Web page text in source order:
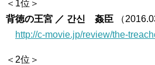
＜1位＞
背徳の王宮 ／ 간신 姦臣 （
http://c-movie.jp/review/the-
＜2位＞